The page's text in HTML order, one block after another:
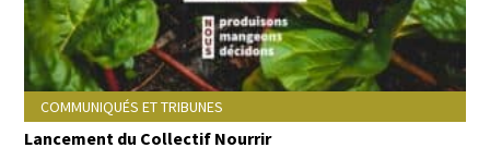
COMMUNIQUÉS ET TRIBUNES
Lancement du Collectif Nourrir